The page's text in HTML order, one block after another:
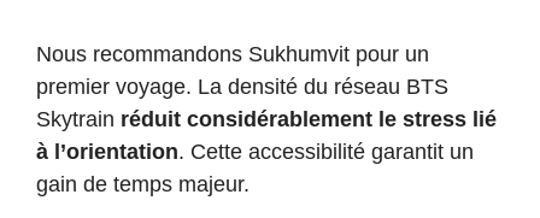
Nous recommandons Sukhumvit pour un
premier voyage. La densité du réseau BTS
Skytrain réduit considérablement le stress lié
à l’orientation. Cette accessibilité garantit un
gain de temps majeur.